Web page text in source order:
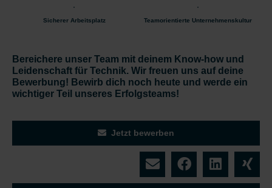
Sicherer Arbeitsplatz Teamorientierte Unternehmenskultur
Bereichere unser Team mit deinem Know-how und
Leidenschaft für Technik. Wir freuen uns auf deine
Bewerbung! Bewirb dich noch heute und werde ein
wichtiger Teil unseres Erfolgsteams!
Jetzt bewerben